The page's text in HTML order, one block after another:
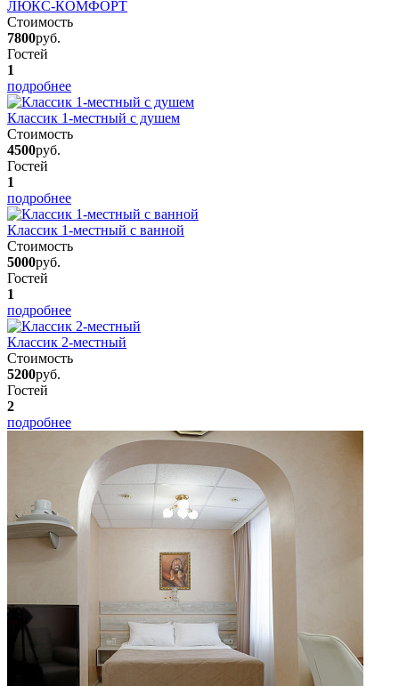
ЛЮКС-КОМФОРТ
Стоимость
7800руб.
Гостей
1
подробнее
Классик 1-местный с душем
Стоимость
4500руб.
Гостей
1
подробнее
Классик 1-местный с ванной
Стоимость
5000руб.
Гостей
1
подробнее
Классик 2-местный
Стоимость
5200руб.
Гостей
2
подробнее